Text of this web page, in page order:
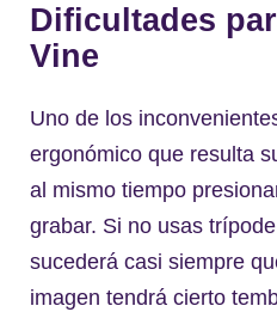
Dificultades
Vine
Uno de los
ergonómico que resulta
al mismo tiempo
grabar. Si no usas
sucederá casi siempre
imagen tendrá cierto